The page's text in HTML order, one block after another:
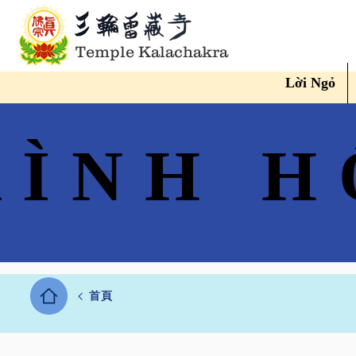
Temple Kalachakra
Lời Ngỏ
首頁